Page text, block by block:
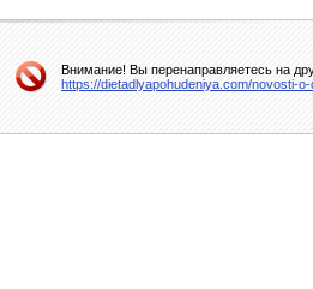
Внимание! Вы перенаправляетесь на
https://dietadlyapohudeniya.com/novosti-